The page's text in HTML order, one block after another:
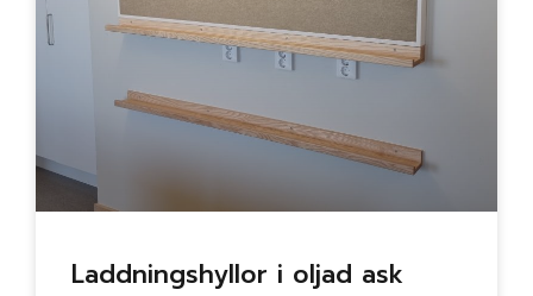
Laddningshyllor i oljad ask